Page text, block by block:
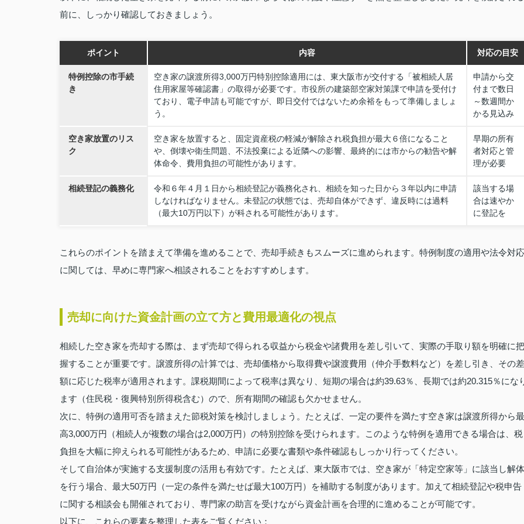
前に、しっかり確認しておきましょう。
ポイント 内容 対応の目安
特例控除の市手続
き
空き家の譲渡所得3,000万円特別控除適用には、東大阪市が交付する「被相続人居
住用家屋等確認書」の取得が必要です。市役所の建築部空家対策課で申請を受付け
ており、電子申請も可能ですが、即日交付ではないため余裕をもって準備しましょ
う。
申請から交
付まで数日
～数週間か
かる見込み
空き家放置のリス
ク
空き家を放置すると、固定資産税の軽減が解除され税負担が最大６倍になること
や、倒壊や衛生問題、不法投棄による近隣への影響、最終的には市からの勧告や解
体命令、費用負担の可能性があります。
早期の所有
者対応と管
理が必要
相続登記の義務化
令和６年４月１日から相続登記が義務化され、相続を知った日から３年以内に申請
しなければなりません。未登記の状態では、売却自体ができず、違反時には過料
（最大10万円以下）が科される可能性があります。
該当する場
合は速やか
に登記を
これらのポイントを踏まえて準備を進めることで、売却手続きもスムーズに進められます。特例制度の適用や法令対応
に関しては、早めに専門家へ相談されることをおすすめします。
売却に向けた資金計画の立て方と費用最適化の視点
相続した空き家を売却する際は、まず売却で得られる収益から税金や諸費用を差し引いて、実際の手取り額を明確に把
握することが重要です。譲渡所得の計算では、売却価格から取得費や譲渡費用（仲介手数料など）を差し引き、その差
額に応じた税率が適用されます。課税期間によって税率は異なり、短期の場合は約39.63％、長期では約20.315％にな
ます（住民税・復興特別所得税含む）ので、所有期間の確認も欠かせません。
次に、特例の適用可否を踏まえた節税対策を検討しましょう。たとえば、一定の要件を満たす空き家は譲渡所得から最
高3,000万円（相続人が複数の場合は2,000万円）の特別控除を受けられます。このような特例を適用できる場合は、税
負担を大幅に抑えられる可能性があるため、申請に必要な書類や条件確認もしっかり行ってください。
そして自治体が実施する支援制度の活用も有効です。たとえば、東大阪市では、空き家が「特定空家等」に該当し解体
を行う場合、最大50万円（一定の条件を満たせば最大100万円）を補助する制度があります。加えて相続登記や税申告
に関する相談会も開催されており、専門家の助言を受けながら資金計画を合理的に進めることが可能です。
以下に、これらの要素を整理した表をご覧ください：